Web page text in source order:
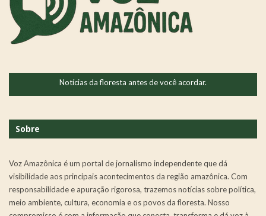
Notícias da floresta antes de você acordar.
Sobre
Voz Amazônica é um portal de jornalismo independente que dá
visibilidade aos principais acontecimentos da região amazônica. Com
responsabilidade e apuração rigorosa, trazemos notícias sobre política,
meio ambiente, cultura, economia e os povos da floresta. Nosso